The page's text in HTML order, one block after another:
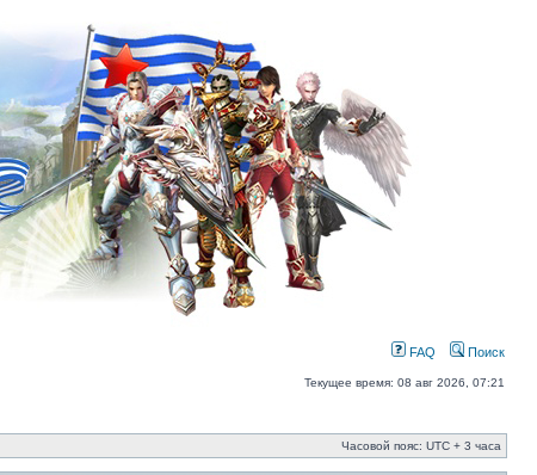
FAQ Поиск
Текущее время: 08 авг 2026, 07:21
Часовой пояс: UTC + 3 часа